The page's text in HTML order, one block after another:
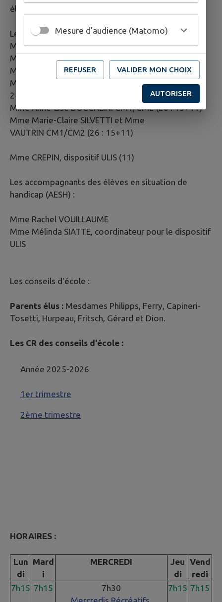
élèves répartis en 6 classes.
Les enseignantes :
Mme Myriam COLIN et Mme Katia LEGROS CP (22)
Mme Patricia GILLES-MATHIEU CP/CE1 (23 : 12 +11)
Mme Kathy CAUDY CE1/CE2 (25 : 21 + 4)
Mme Sabrina CHERRIERE-PHAROSE CE2/CM1 (25 :
21+4)
Mme Anne-Lise BOCCALINI CM1/CM2 (26 : 15+11)
Mme Marie-Claire SILVETTI et Mme
VAUTRIN CM1/CM2 (26 : 15+11)
Mme CREPIN, dispositif ULIS (11)
Les accompagnants des élèves en situation de
handicap (AESH) :
Mme Rachel VOUILLAUME
Mme Mélinda SIATTE, coordinateur pour le dispositif
ULIS
Les conseils d'école :
Parents élus : Mesdames Philipps, Ferry, Capineri-
Tosetti, Hurpeau, Fritsch, Gérard et Dion.
Les CR des conseils d'école :
Année 2025-2026
1er trimestre
2ème trimestre
HORAIRES :
Lun
di
Mard
i
MERCREDI
Jeu
di
Vend
redi
7h15 7h15
7h30
Mercredis Récréatifs
7h15 7h15
Mesure d'audience (Matomo)
REFUSER VALIDER MON CHOIX
AUTORISER